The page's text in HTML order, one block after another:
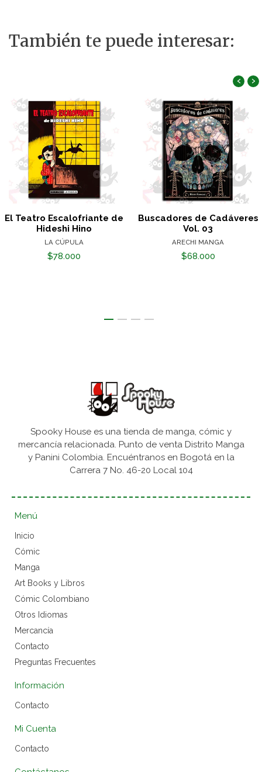
También te puede interesar:
El Teatro Escalofriante de
Hideshi Hino
LA CÚPULA
$78.000
Buscadores de Cadáveres
Vol. 03
ARECHI MANGA
$68.000
‹ ›
Spooky House es una tienda de manga, cómic y
mercancía relacionada. Punto de venta Distrito Manga
y Panini Colombia. Encuéntranos en Bogotá en la
Carrera 7 No. 46-20 Local 104
Menú
Inicio
Cómic
Manga
Art Books y Libros
Cómic Colombiano
Otros Idiomas
Mercancía
Contacto
Preguntas Frecuentes
Información
Contacto
Mi Cuenta
Contacto